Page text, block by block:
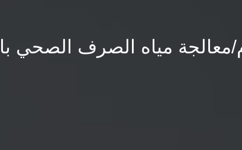
مياه الصرف الصحي